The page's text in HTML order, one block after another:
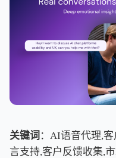
关键词 ：AI语音代理,
言支持,客户反馈收集,